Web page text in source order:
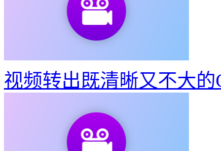
如何制作建党100周年宣
快速将视频转GIF动图